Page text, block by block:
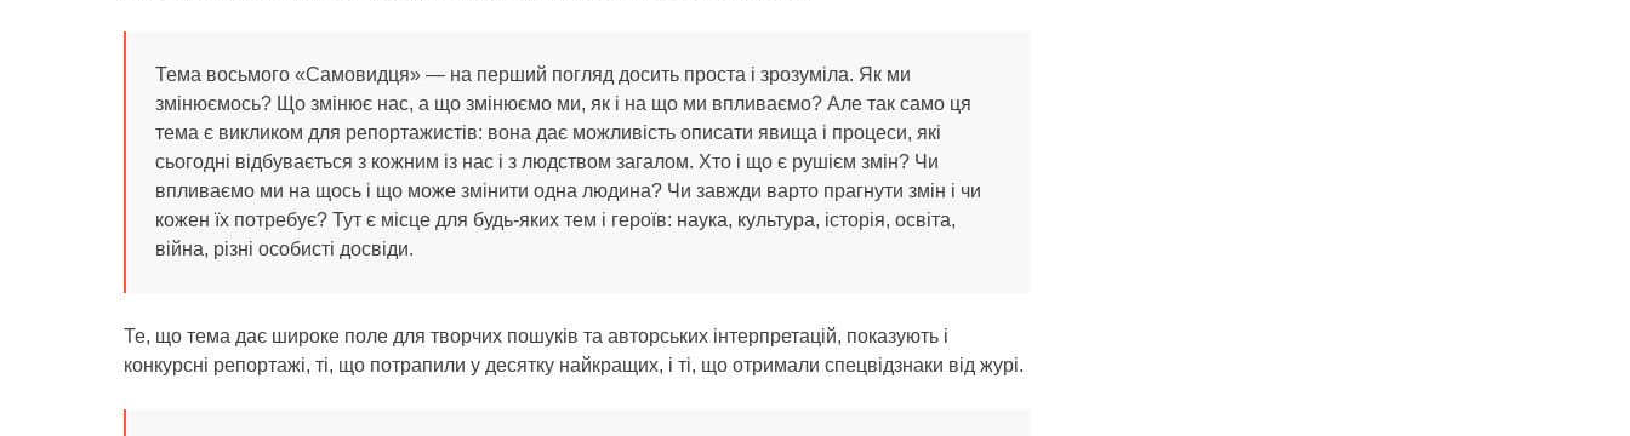
Тема восьмого «Самовидця» — на перший погляд досить проста і зрозуміла. Як ми
змінюємось? Що змінює нас, а що змінюємо ми, як і на що ми впливаємо? Але так само ця
тема є викликом для репортажистів: вона дає можливість описати явища і процеси, які
сьогодні відбувається з кожним із нас і з людством загалом. Хто і що є рушієм змін? Чи
впливаємо ми на щось і що може змінити одна людина? Чи завжди варто прагнути змін і чи
кожен їх потребує? Тут є місце для будь-яких тем і героїв: наука, культура, історія, освіта,
війна, різні особисті досвіди.
Те, що тема дає широке поле для творчих пошуків та авторських інтерпретацій, показують і
конкурсні репортажі, ті, що потрапили у десятку найкращих, і ті, що отримали спецвідзнаки від журі.